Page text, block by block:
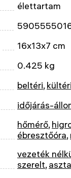
élettartam
16x13x7 cm
0.425 kg
beltéri, kültéri
időjárás-
hőmérő,
ébresztőóra,
vezeték
szerelt,